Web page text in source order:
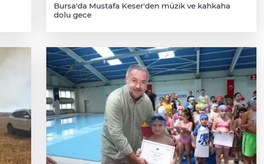
Bursa'da Mustafa Keser'den müzik ve kahkaha
dolu gece